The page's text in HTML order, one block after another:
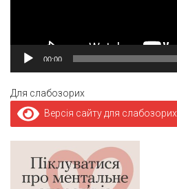
00:00
Для слабозорих
Версія сайту для слабозорих